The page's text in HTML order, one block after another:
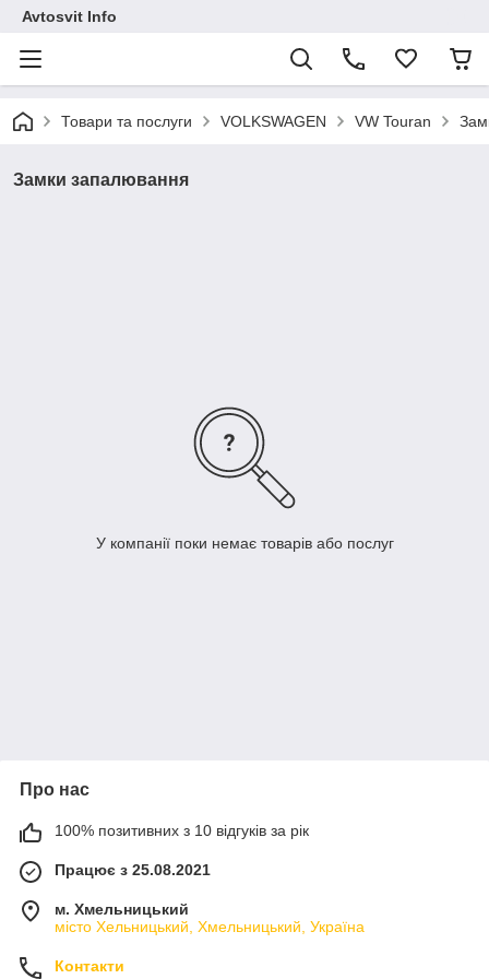
Avtosvit Info
Товари та послуги VOLKSWAGEN VW Touran
Замки запалювання
У компанії поки немає товарів або послуг
Про нас
100% позитивних з 10 відгуків за рік
Працює з 25.08.2021
м. Хмельницький
місто Хельницький, Хмельницький, Україна
Контакти